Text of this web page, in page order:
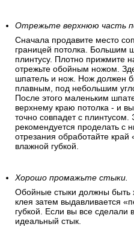
Отрежьте верхнюю часть
Сначала продавите место
границей потолка. Большим
плинтусу. Плотно прижмите
отрежьте обойным ножом.
шпатель и нож. Нож должен
плавным, под небольшим
После этого маленьким
верхнему краю потолка - и
точно совпадет с
рекомендуется проделать с
отрезания обработайте
влажной губкой.
Хорошо промажьте стыки.
Обойные стыки должны
клея затем выдавливается
губкой. Если вы все сделали
идеальный стык.